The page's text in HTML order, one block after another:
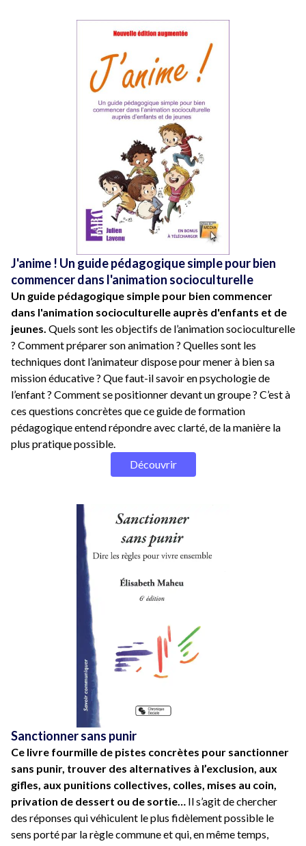
J'anime ! Un guide pédagogique simple pour bien
commencer dans l'animation socioculturelle
Un guide pédagogique simple pour bien commencer
dans l'animation socioculturelle auprès d'enfants et de
jeunes. Quels sont les objectifs de l’animation socioculturelle
? Comment préparer son animation ? Quelles sont les
techniques dont l’animateur dispose pour mener à bien sa
mission éducative ? Que faut-il savoir en psychologie de
l’enfant ? Comment se positionner devant un groupe ? C’est à
ces questions concrètes que ce guide de formation
pédagogique entend répondre avec clarté, de la manière la
plus pratique possible.
Découvrir
Sanctionner sans punir
Ce livre fourmille de pistes concrètes pour sanctionner
sans punir, trouver des alternatives à l’exclusion, aux
gifles, aux punitions collectives, colles, mises au coin,
privation de dessert ou de sortie… Il s’agit de chercher
des réponses qui véhiculent le plus fidèlement possible le
sens porté par la règle commune et qui, en même temps,